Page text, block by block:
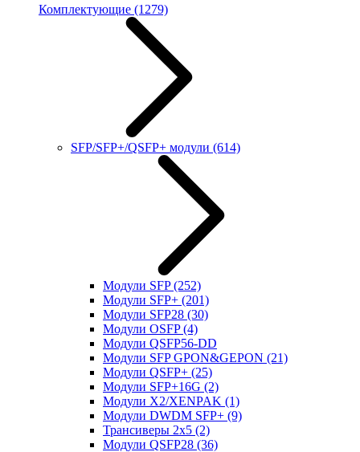
Комплектующие (1279)
SFP/SFP+/QSFP+ модули (614)
Модули SFP(252)
Модули SFP+ (201)
Модули SFP28 (30)
Модули OSFP(4)
Модули QSFP56-DD
Модули SFP GPON&GEPON (21)
Модули QSFP+ (25)
Модули SFP+16G (2)
Модули X2/XENPAK (1)
Модули DWDM SFP+ (9)
Трансиверы 2x5 (2)
Модули QSFP28 (36)